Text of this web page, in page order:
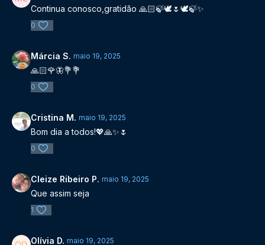
Continua conosco,gratidão 🙏🏻🍃🕊🌷🕊🍃✨️
0
Márcia S. maio 19, 2025
🙏🏻🌹🦋💐💐
0
Cristina M. maio 19, 2025
Bom dia a todos!💖🙏✨️🌷
0
Cleize Ribeiro P. maio 19, 2025
Que assim seja
1
Olívia D. maio 19, 2025